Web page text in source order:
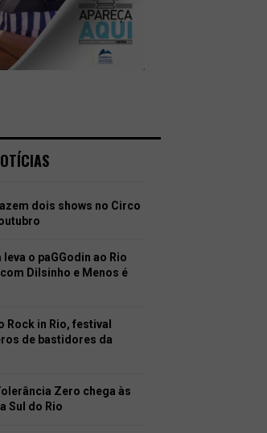
dois shows no Circo
leva o paGGodin ao Rio
Dilsinho e Menos é
Rock in Rio, festival
de bastidores da
Zero chega às
Sul do Rio